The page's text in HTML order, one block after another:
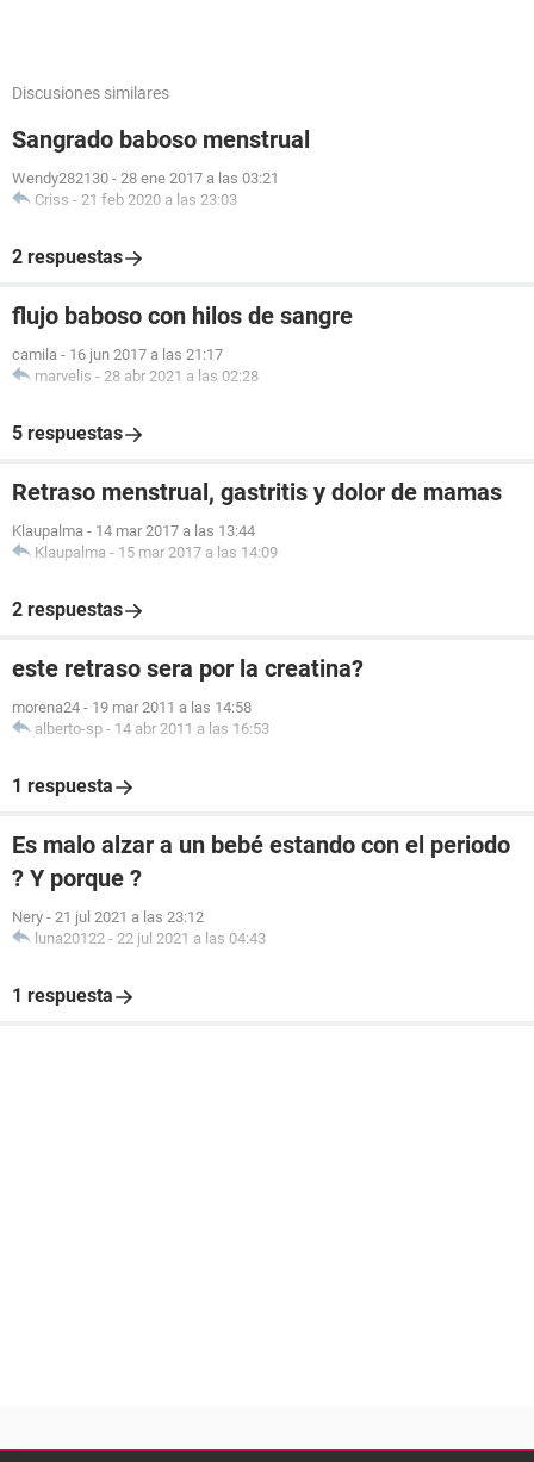
Discusiones similares
Sangrado baboso menstrual
Wendy282130 - 28 ene 2017 a las 03:21
Criss - 21 feb 2020 a las 23:03
2 respuestas
flujo baboso con hilos de sangre
camila - 16 jun 2017 a las 21:17
marvelis - 28 abr 2021 a las 02:28
5 respuestas
Retraso menstrual, gastritis y dolor de mamas
Klaupalma - 14 mar 2017 a las 13:44
Klaupalma - 15 mar 2017 a las 14:09
2 respuestas
este retraso sera por la creatina?
morena24 - 19 mar 2011 a las 14:58
alberto-sp - 14 abr 2011 a las 16:53
1 respuesta
Es malo alzar a un bebé estando con el periodo
? Y porque ?
Nery - 21 jul 2021 a las 23:12
luna20122 - 22 jul 2021 a las 04:43
1 respuesta